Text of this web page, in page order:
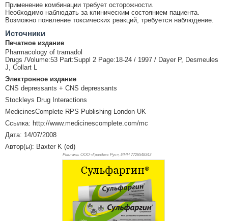
Применение комбинации требует осторожности.
Необходимо наблюдать за клиническим состоянием пациента.
Возможно появление токсических реакций, требуется наблюдение.
Источники
Печатное издание
Pharmacology of tramadol
Drugs /Volume:53 Part:Suppl 2 Page:18-24 / 1997 / Dayer P, Desmeules
J, Collart L
Электронное издание
CNS depressants + CNS depressants
Stockleys Drug Interactions
MedicinesComplete RPS Publishing London UK
Ссылка: http://www.medicinescomplete.com/mc
Дата: 14/07/2008
Автор(ы): Baxter K (ed)
Реклама. ООО «Гриндекс Рус», ИНН 7726548343